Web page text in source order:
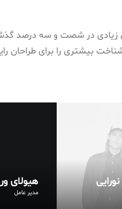
زیادی در شصت و سه درصد
شناخت بیشتری را برای طراحان
هیولای
مدیر عامل